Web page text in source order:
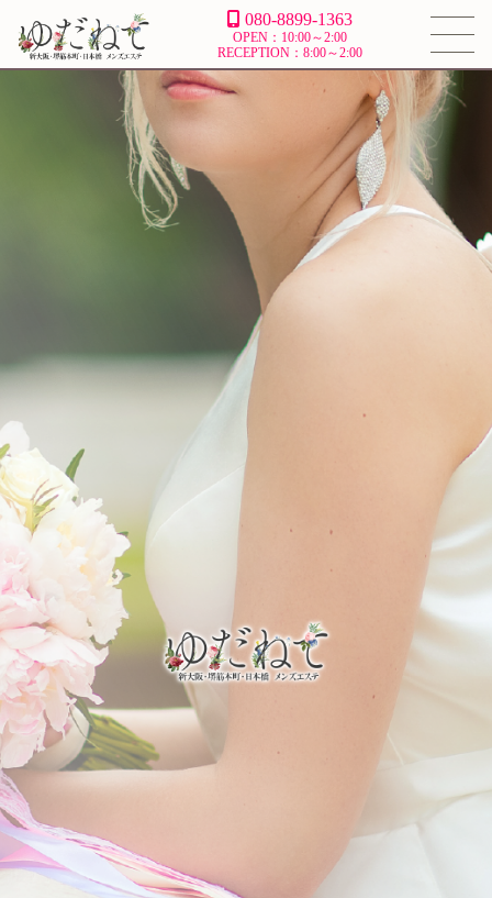
080-8899-1363
OPEN：10:00～2:00
RECEPTION：8:00～2:00